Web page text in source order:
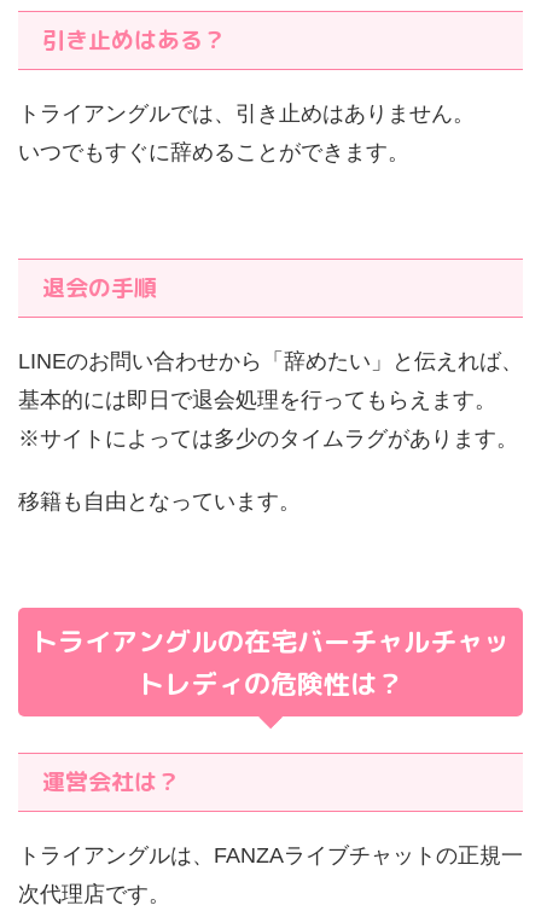
引き止めはある？
トライアングルでは、引き止めはありません。
いつでもすぐに辞めることができます。
退会の手順
LINEのお問い合わせから「辞めたい」と伝えれば、
基本的には即日で退会処理を行ってもらえます。
※サイトによっては多少のタイムラグがあります。
移籍も自由となっています。
トライアングルの在宅バーチャルチャッ
トレディの危険性は？
運営会社は？
トライアングルは、FANZAライブチャットの正規一
次代理店です。